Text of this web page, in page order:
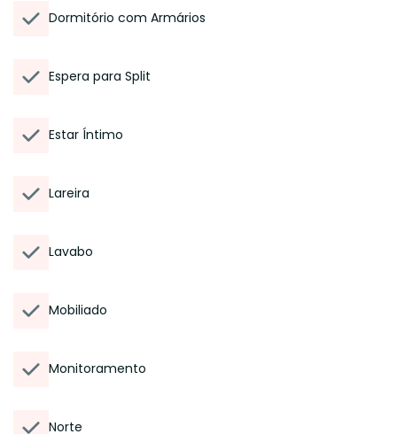
Dormitório com Armários
Espera para Split
Estar Íntimo
Lareira
Lavabo
Mobiliado
Monitoramento
Norte